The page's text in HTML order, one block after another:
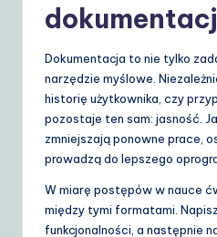
Dokumentacja to nie tylko
narzędzie myślowe.
historię użytkownika, czy
pozostaje ten sam: jasność.
zmniejszają ponowne prace,
prowadzą do lepszego
W miarę postępów w nauce
między tymi formatami.
funkcjonalności, a następnie